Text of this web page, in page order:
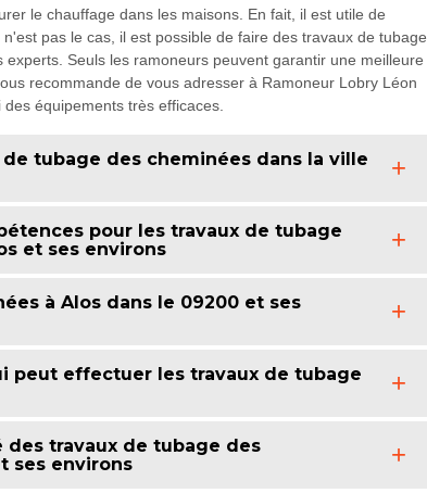
le chauffage dans les maisons. En fait, il est utile de
pas le cas, il est possible de faire des travaux de tubage.
Seuls les ramoneurs peuvent garantir une meilleure
recommande de vous adresser à Ramoneur Lobry Léon
équipements très efficaces.
tubage des cheminées dans la ville
pour les travaux de tubage
et ses environs
à Alos dans le 09200 et ses
peut effectuer les travaux de tubage
des travaux de tubage des
ses environs